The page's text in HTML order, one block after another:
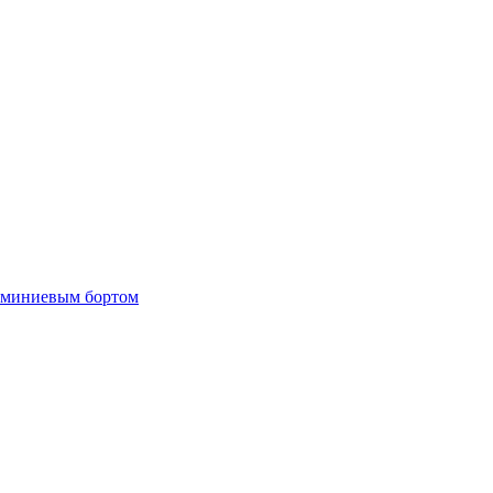
бортом